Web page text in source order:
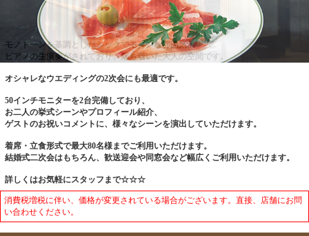
モノトーンを基調としたシックでモダンな雰囲気…
ピアノの生演奏がされており、落ち着いた大人の空間です。
オシャレなウエディングの2次会にも最適です。
50インチモニターを2台完備しており、
お二人の挙式シーンやプロフィール紹介、
ゲストのお祝いコメントに、様々なシーンを演出していただけます。
着席・立食形式で最大80名様までご利用いただけます。
結婚式二次会はもちろん、歓送迎会や同窓会など幅広くご利用いただけます。
詳しくはお気軽にスタッフまで☆☆☆
消費税増税に伴い、価格が変更されている場合がございます。直接、店舗にお問
い合わせください。